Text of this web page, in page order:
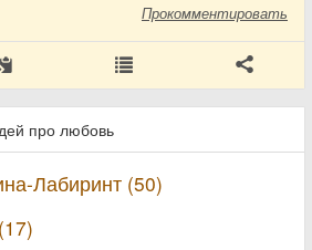
Прокомментировать
про любовь
Лабиринт (50)